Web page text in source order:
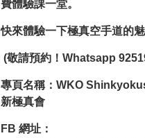
費體驗課一堂。
快來體驗一下極真空手道的
(敬請預約！Whatsapp
專頁名稱：WKO
新極真會
FB 網址：